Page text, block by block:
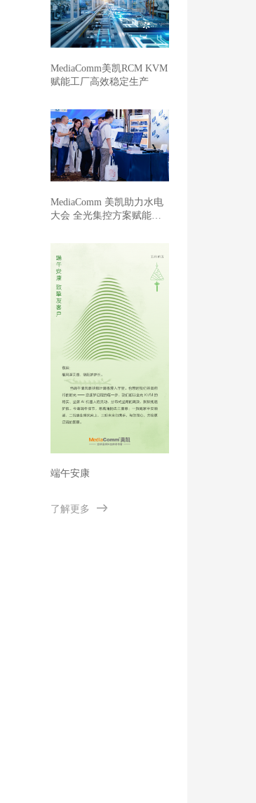
MediaComm美凯RCM KVM
赋能工厂高效稳定生产
MediaComm 美凯助力水电
大会 全光集控方案赋能新
端午安康
了解更多